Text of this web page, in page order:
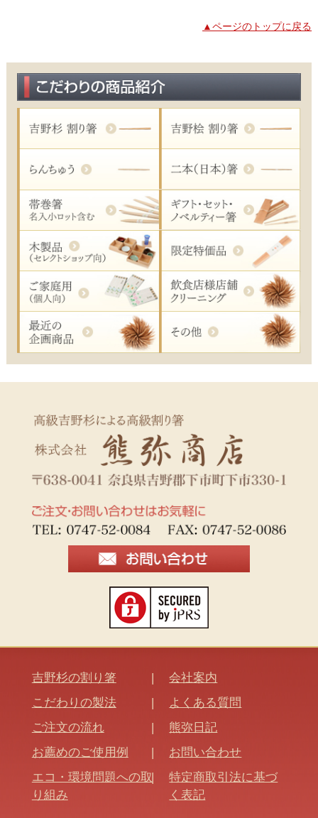
▲ページのトップに戻る
吉野杉の割り箸
こだわりの製法
ご注文の流れ
お薦めのご使用例
エコ・環境問題への取
り組み
会社案内
よくある質問
熊弥日記
お問い合わせ
特定商取引法に基づ
く表記